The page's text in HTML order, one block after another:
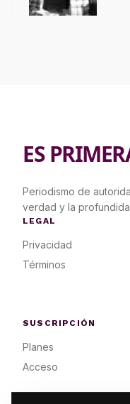
ES
Periodismo de
verdad y la
LEGAL
Privacidad
Términos
SUSCRIPCIÓN
Planes
Acceso